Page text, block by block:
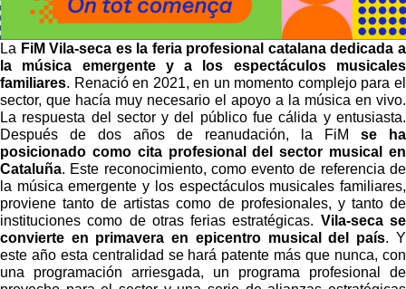
La FiM Vila-seca es la feria profesional catalana dedicada a
la música emergente y a los espectáculos musicales
familiares. Renació en 2021, en un momento complejo para el
sector, que hacía muy necesario el apoyo a la música en vivo.
La respuesta del sector y del público fue cálida y entusiasta.
Después de dos años de reanudación, la FiM se ha
posicionado como cita profesional del sector musical en
Cataluña. Este reconocimiento, como evento de referencia de
la música emergente y los espectáculos musicales familiares,
proviene tanto de artistas como de profesionales, y tanto de
instituciones como de otras ferias estratégicas. Vila-seca se
convierte en primavera en epicentro musical del país. Y
este año esta centralidad se hará patente más que nunca, con
una programación arriesgada, un programa profesional de